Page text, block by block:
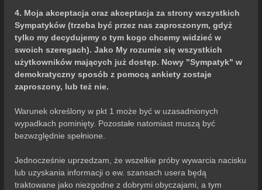
4. Moja akceptacja oraz akceptacja za strony wszystkich
Sympatyków (trzeba być przez nas zaproszonym, gdyż
tylko my decydujemy o tym kogo chcemy widzieć w
swoich szeregach). Jako My rozumie się wszystkich
użytkowników mających już dostęp. Nowy "Sympatyk" w
demokratyczny sposób z pomocą ankiety zostaje
zaproszony, lub też nie.
Warunek określony w pkt 1 może być w uzasadnionych
wypadkach pominięty. Pozostałe natomiast muszą być
bezwzględnie spełnione.
Jednocześnie uprzedzam, że wszelkie próby wywarcia nacisku
lub uzyskania informacji o ew. szansach usera będą
traktowane jako niezgodne z dobrymi obyczajami, a tym